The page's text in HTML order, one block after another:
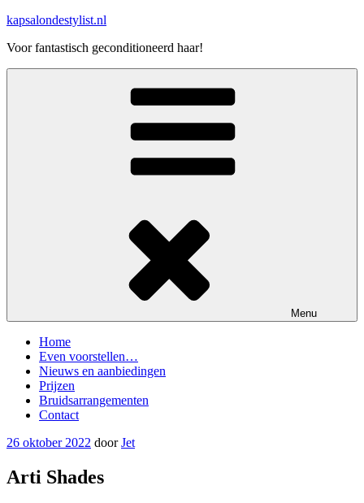
Naar
inhoud
kapsalondestylist.nl
Voor fantastisch geconditioneerd haar!
Menu
Home
Even voorstellen…
Nieuws en aanbiedingen
Prijzen
Bruidsarrangementen
Contact
Geplaatst
26 oktober 2022 doorJet
Arti Shades